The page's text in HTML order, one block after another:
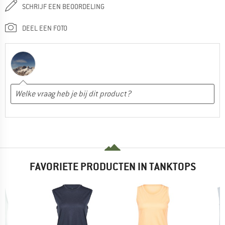
SCHRIJF EEN BEOORDELING
DEEL EEN FOTO
FAVORIETE PRODUCTEN IN TANKTOPS